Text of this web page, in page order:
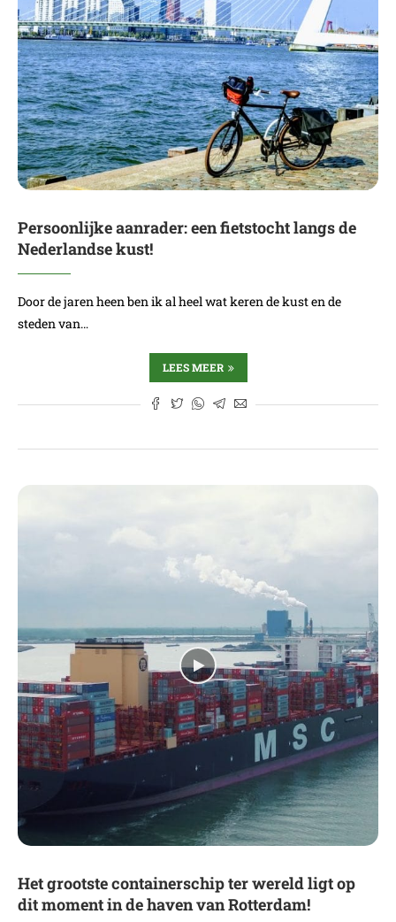
Persoonlijke aanrader: een fietstocht langs de
Nederlandse kust!
Door de jaren heen ben ik al heel wat keren de kust en de
steden van…
LEES MEER
Het grootste containerschip ter wereld ligt op
dit moment in de haven van Rotterdam!